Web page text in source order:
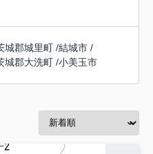
城郡城里町 /結城市 /
城郡大洗町 /小美玉市